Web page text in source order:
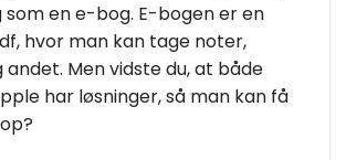
en e-bog. E-bogen er en
hvor man kan tage noter,
Men vidste du, at både
har løsninger, så man kan få